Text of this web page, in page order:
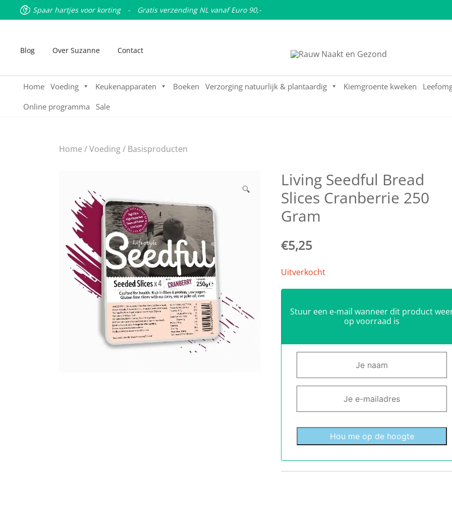
Spaar hartjes voor korting - Gratis verzending NL vanaf Euro 90,-
Blog Over Suzanne Contact
Home Voeding Keukenapparaten Boeken Verzorging natuurlijk & plantaardig Kiemgroente kweken
Online programma
Sale
Home /Voeding/ Basisproducten
🔍
Living Seedful Bread
Slices Cranberrie 250
Gram
€5,25
Uitverkocht
Stuur een e-mail wanneer dit product
op voorraad is
Hou me op de hoogte